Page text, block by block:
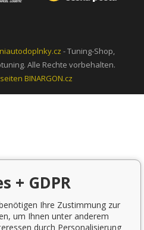
- Tuning-Shop,
Alle Rechte vorbehalten.
BINARGON.cz
+ GDPR
Ihre Zustimmung zur
um Ihnen unter anderem
durch Personalisierung